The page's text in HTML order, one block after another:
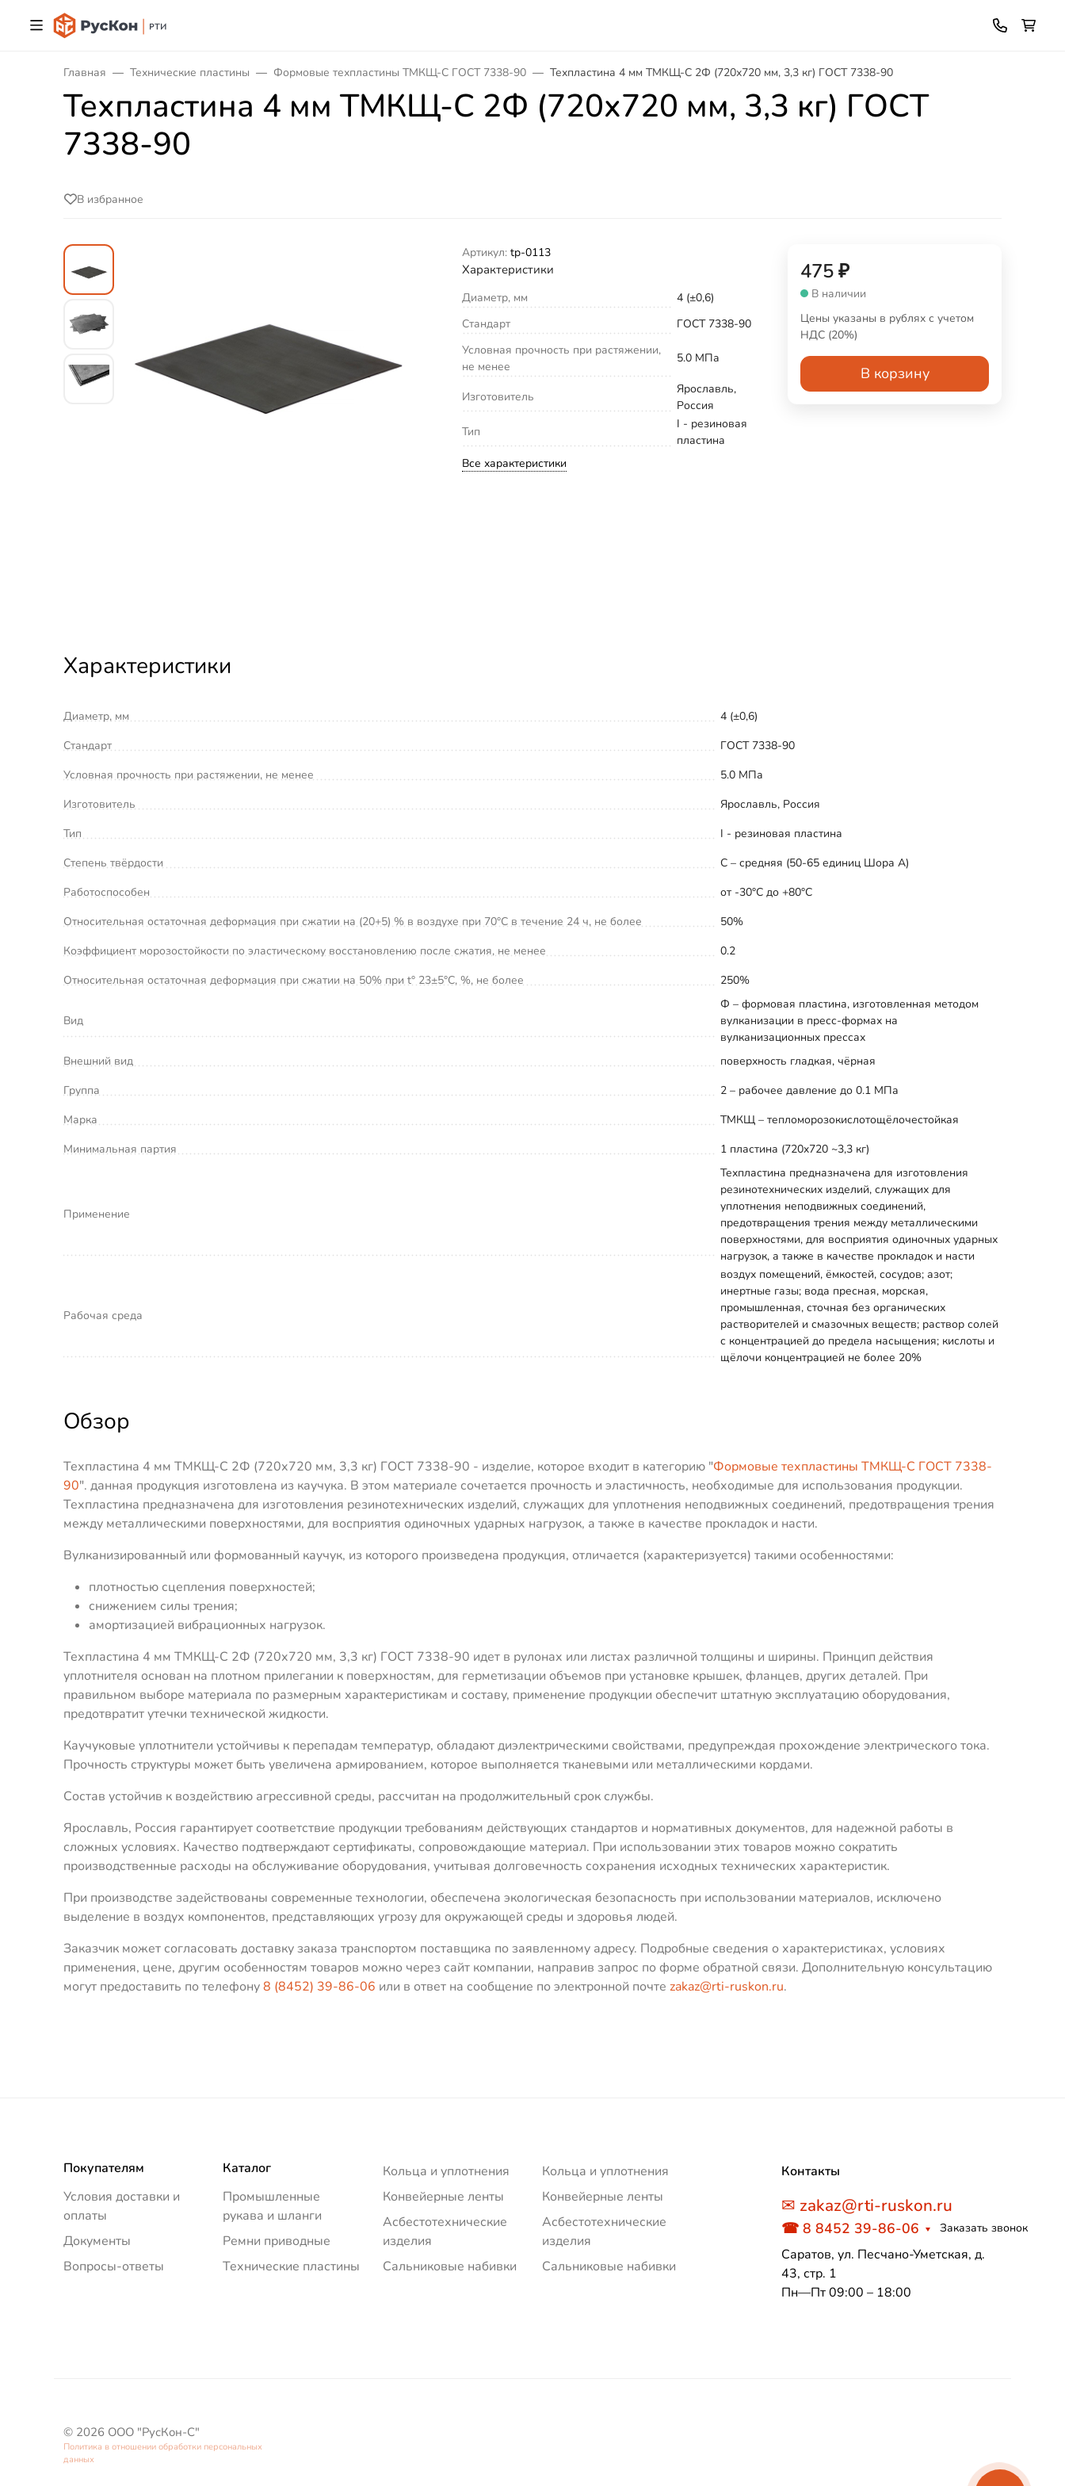
Главная Технические пластины Формовые техпластины ТМКЩ-С ГОСТ 7338-90 Техпластина 4 мм ТМКЩ-C 2Ф (720х720 мм, 3,3 кг) ГОСТ 7338-90
Техпластина 4 мм ТМКЩ-C 2Ф (720х720 мм, 3,3 кг) ГОСТ
7338-90
В избранное
Артикул: tp-0113
Характеристики
Диаметр, мм
4 (±0,6)
Стандарт
ГОСТ 7338-90
Условная прочность при растяжении,
не менее
5.0 МПа
Изготовитель
Ярославль,
Россия
Тип
I - резиновая
пластина
Все характеристики
475₽
В наличии
Цены указаны в рублях с учетом
НДС (20%)
В корзину
Характеристики
Диаметр, мм
4 (±0,6)
Стандарт
ГОСТ 7338-90
Условная прочность при растяжении, не менее
5.0 МПа
Изготовитель
Ярославль, Россия
Тип
I - резиновая пластина
Степень твёрдости
С – средняя (50-65 единиц Шора А)
Работоспособен
от -30°С до +80°С
Относительная остаточная деформация при сжатии на (20+5) % в воздухе при 70°С в течение 24 ч, не более
50%
Коэффициент морозостойкости по эластическому восстановлению после сжатия, не менее
0.2
Относительная остаточная деформация при сжатии на 50% при t° 23±5°С, %, не более
250%
Вид
Ф – формовая пластина, изготовленная методом
вулканизации в пресс-формах на
вулканизационных прессах
Внешний вид
поверхность гладкая, чёрная
Группа
2 – рабочее давление до 0.1 МПа
Марка
ТМКЩ – тепломорозокислотощёлочестойкая
Минимальная партия
1 пластина (720x720 ~3,3 кг)
Применение
Техпластина предназначена для изготовления
резинотехнических изделий, служащих для
уплотнения неподвижных соединений,
предотвращения трения между металлическими
поверхностями, для восприятия одиночных ударных
нагрузок, а также в качестве прокладок и насти
Рабочая среда
воздух помещений, ёмкостей, сосудов; азот;
инертные газы; вода пресная, морская,
промышленная, сточная без органических
растворителей и смазочных веществ; раствор солей
с концентрацией до предела насыщения; кислоты и
щёлочи концентрацией не более 20%
Обзор
Техпластина 4 мм ТМКЩ-C 2Ф (720х720 мм, 3,3 кг) ГОСТ 7338-90 - изделие, которое входит в категорию "Формовые техпластины ТМКЩ-С ГОСТ 7338-
90". данная продукция изготовлена из каучука. В этом материале сочетается прочность и эластичность, необходимые для использования продукции.
Техпластина предназначена для изготовления резинотехнических изделий, служащих для уплотнения неподвижных соединений, предотвращения трения
между металлическими поверхностями, для восприятия одиночных ударных нагрузок, а также в качестве прокладок и насти.
Вулканизированный или формованный каучук, из которого произведена продукция, отличается (характеризуется) такими особенностями:
плотностью сцепления поверхностей;
снижением силы трения;
амортизацией вибрационных нагрузок.
Техпластина 4 мм ТМКЩ-C 2Ф (720х720 мм, 3,3 кг) ГОСТ 7338-90 идет в рулонах или листах различной толщины и ширины. Принцип действия
уплотнителя основан на плотном прилегании к поверхностям, для герметизации объемов при установке крышек, фланцев, других деталей. При
правильном выборе материала по размерным характеристикам и составу, применение продукции обеспечит штатную эксплуатацию оборудования,
предотвратит утечки технической жидкости.
Каучуковые уплотнители устойчивы к перепадам температур, обладают диэлектрическими свойствами, предупреждая прохождение электрического тока.
Прочность структуры может быть увеличена армированием, которое выполняется тканевыми или металлическими кордами.
Состав устойчив к воздействию агрессивной среды, рассчитан на продолжительный срок службы.
Ярославль, Россия гарантирует соответствие продукции требованиям действующих стандартов и нормативных документов, для надежной работы в
сложных условиях. Качество подтверждают сертификаты, сопровождающие материал. При использовании этих товаров можно сократить
производственные расходы на обслуживание оборудования, учитывая долговечность сохранения исходных технических характеристик.
При производстве задействованы современные технологии, обеспечена экологическая безопасность при использовании материалов, исключено
выделение в воздух компонентов, представляющих угрозу для окружающей среды и здоровья людей.
Заказчик может согласовать доставку заказа транспортом поставщика по заявленному адресу. Подробные сведения о характеристиках, условиях
применения, цене, другим особенностям товаров можно через сайт компании, направив запрос по форме обратной связи. Дополнительную консультацию
могут предоставить по телефону8 (8452) 39-86-06 или в ответ на сообщение по электронной почте zakaz@rti-ruskon.ru.
Покупателям
Условия доставки и
оплаты
Документы
Вопросы-ответы
Каталог
Промышленные
рукава и шланги
Ремни приводные
Технические пластины
Кольца и уплотнения
Конвейерные ленты
Асбестотехнические
изделия
Сальниковые набивки
Кольца и уплотнения
Конвейерные ленты
Асбестотехнические
изделия
Сальниковые набивки
Контакты
✉ zakaz@rti-ruskon.ru
☎ 8 8452 39-86-06 Заказать звонок
Саратов, ул. Песчано-Уметская, д.
43, стр. 1
Пн—Пт 09:00 – 18:00
© 2026 ООО "РусКон-С"
Политика в отношении обработки персональных
данных